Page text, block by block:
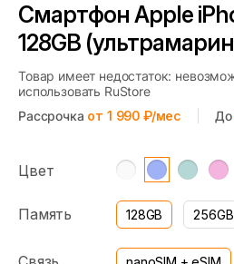
Смартфон Apple
128GB
Товар имеет недостаток:
использовать RuStore
Рассрочка от 1 990 ₽/мес До
Цвет
Память 128GB 256GB